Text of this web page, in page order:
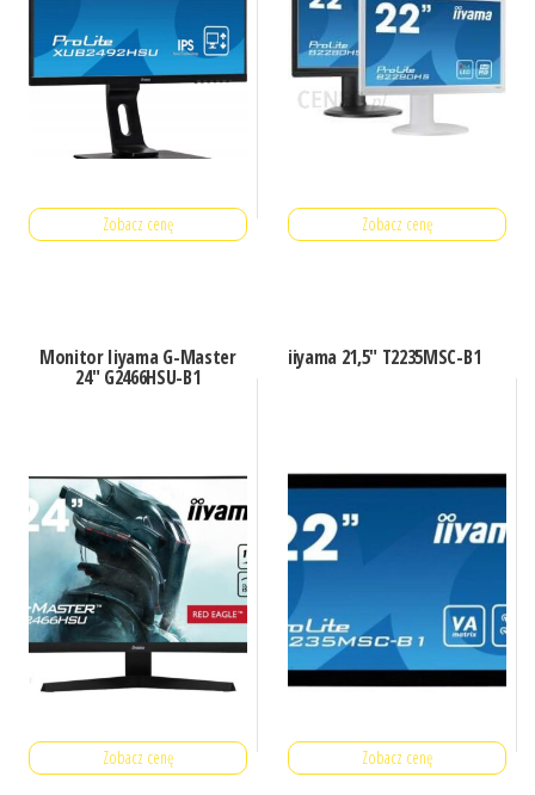
Zobacz cenę Zobacz cenę
Monitor Iiyama G-Master
24″ G2466HSU-B1
Zobacz cenę
iiyama 21,5″ T2235MSC-B1
Zobacz cenę